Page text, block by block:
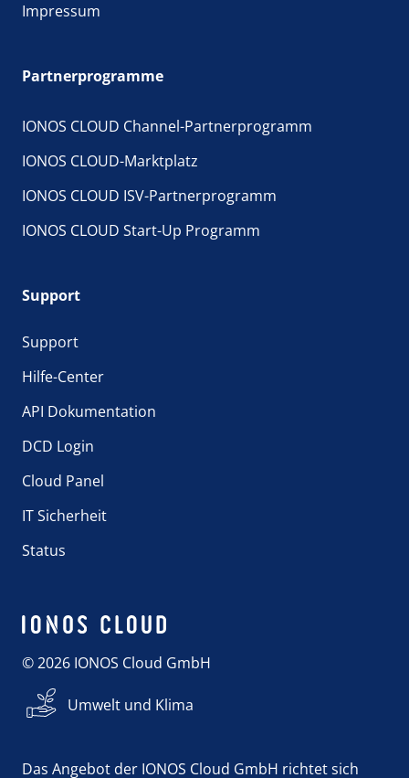
Impressum
Partnerprogramme
IONOS CLOUD Channel-Partnerprogramm
IONOS CLOUD-Marktplatz
IONOS CLOUD ISV-Partnerprogramm
IONOS CLOUD Start-Up Programm
Support
Support
Hilfe-Center
API Dokumentation
DCD Login
Cloud Panel
IT Sicherheit
Status
© 2026 IONOS Cloud GmbH
Umwelt und Klima
Das Angebot der IONOS Cloud GmbH richtet sich